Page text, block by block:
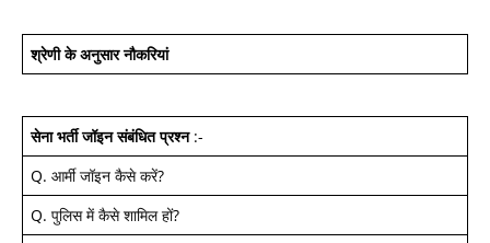
श्रेणी के अनुसार नौकरियां
सेना भर्ती जॉइन संबंधित प्रश्न:-
Q. आर्मी जॉइन कैसे करें?
Q. पुलिस में कैसे शामिल हों?